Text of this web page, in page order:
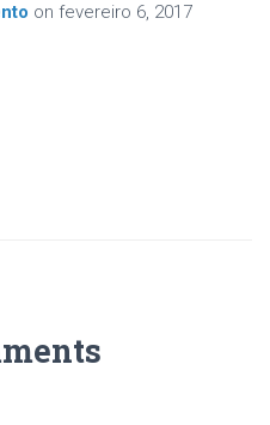
on fevereiro 6, 2017